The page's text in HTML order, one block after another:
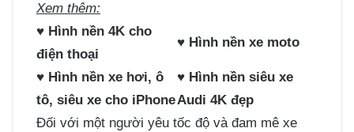
Xem thêm:
♥ Hình nền 4K cho
điện thoại
♥ Hình nền xe moto
♥ Hình nền xe hơi, ô
tô, siêu xe cho iPhone
♥ Hình nền siêu xe
Audi 4K đẹp
Đối với một người yêu tốc độ và đam mê xe